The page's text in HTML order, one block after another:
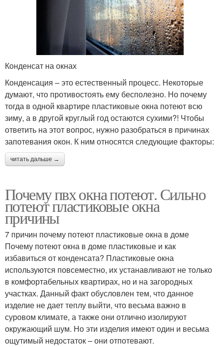
Конденсат на окнах
Конденсация – это естественный процесс. Некоторые
думают, что противостоять ему бесполезно. Но почему
тогда в одной квартире пластиковые окна потеют всю
зиму, а в другой круглый год остаются сухими?! Чтобы
ответить на этот вопрос, нужно разобраться в причинах
запотевания окон. К ним относятся следующие факторы:
читать дальше →
Почему пвх окна потеют. Сильно
потеют пластиковые окна
причины
7 причин почему потеют пластиковые окна в доме
Почему потеют окна в доме пластиковые и как
избавиться от конденсата? Пластиковые окна
используются повсеместно, их устанавливают не только
в комфортабельных квартирах, но и на загородных
участках. Данный факт обусловлен тем, что данное
изделие не дает теплу выйти, что весьма важно в
суровом климате, а также они отлично изолируют
окружающий шум. Но эти изделия имеют один и весьма
ощутимый недостаток – они отпотевают.